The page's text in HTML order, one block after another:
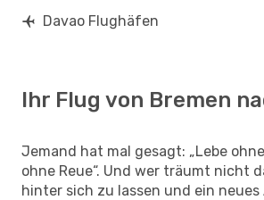
Davao Flughäfen
Ihr Flug von Bremen
Jemand hat mal gesagt: „Lebe
ohne Reue“. Und wer träumt nicht
hinter sich zu lassen und ein